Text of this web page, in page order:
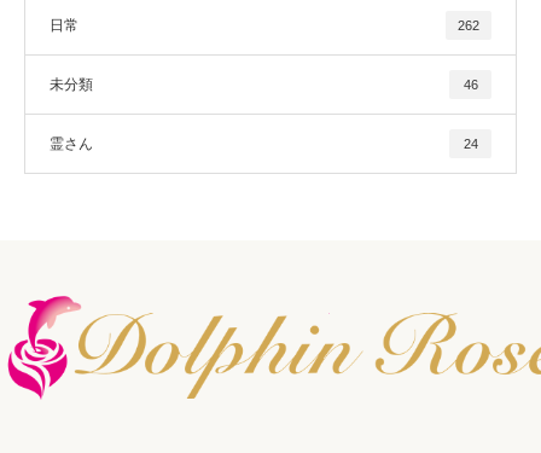
日常 262
未分類 46
霊さん 24